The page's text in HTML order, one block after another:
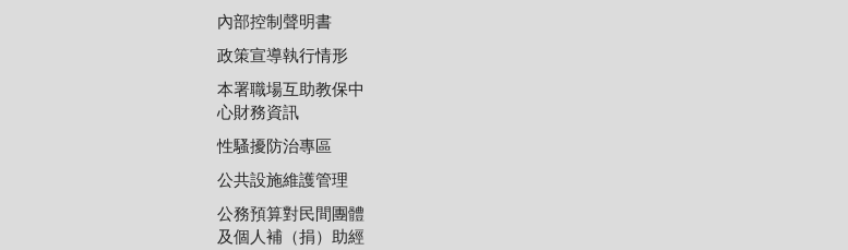
內部控制聲明書
政策宣導執行情形
本署職場互助教保中
心財務資訊
性騷擾防治專區
公共設施維護管理
公務預算對民間團體
及個人補（捐）助經